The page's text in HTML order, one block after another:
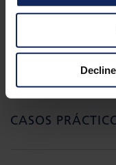
CASOS